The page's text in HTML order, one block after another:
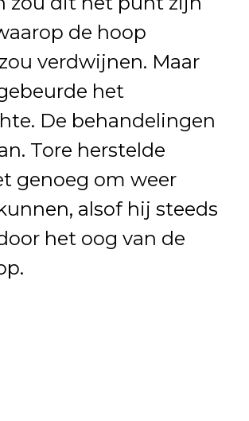
de hoop
verdwijnen. Maar
het
De behandelingen
Tore herstelde
genoeg om weer
alsof hij steeds
het oog van de